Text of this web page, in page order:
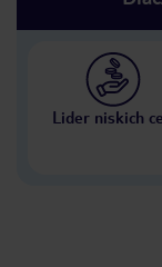
Lider niskich